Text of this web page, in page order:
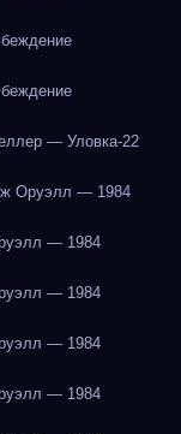
— Уловка-22
Оруэлл — 1984
— 1984
— 1984
— 1984
— 1984